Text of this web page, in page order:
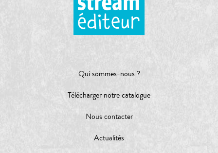
Qui sommes-nous ?
Télécharger notre catalogue
Nous contacter
Actualités